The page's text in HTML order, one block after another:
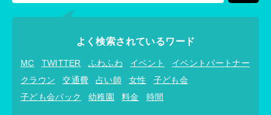
よく検索されているワード
MC TWITTER ふわふわ イベント
イベントパートナー
クラウン
交通費 占い師 女性
子ども会
子ども会パック
幼稚園 料金 時間